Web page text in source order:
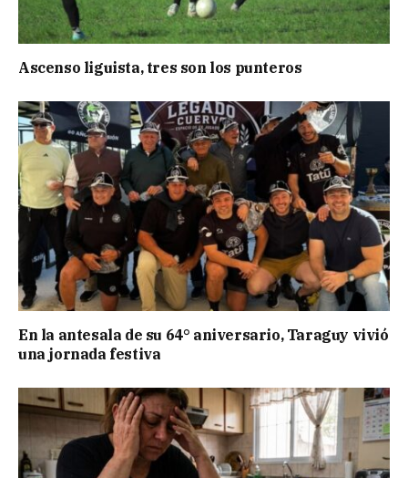
Ascenso liguista, tres son los punteros
En la antesala de su 64° aniversario, Taraguy vivió
una jornada festiva